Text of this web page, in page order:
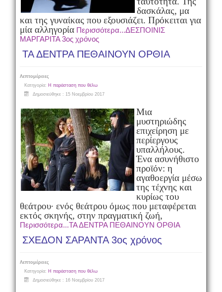
δασκάλας, μα
και της γυναίκας που εξουσιάζει. Πρόκειται για
μία αλληγορία Περισσότερα...ΔΕΣΠΟΙΝΙΣ
ΜΑΡΓΑΡΙΤΑ 3ος χρόνος
ΤΑ ΔΕΝΤΡΑ ΠΕΘΑΙΝΟΥΝ ΟΡΘΙΑ
Λεπτομέρειες
Κατηγορία: Η παράσταση που θέλω
Δημοσιεύθηκε : 15 Νοεμβρίου 2017
Μια
μυστηριώδης
επιχείρηση με
περίεργους
υπαλλήλους.
Ένα ασυνήθιστο
προϊόν: η
αγαθοεργία μέσω
της τέχνης και
κυρίως του
θεάτρου∙ ενός θεάτρου όμως που μεταφέρεται
εκτός σκηνής, στην πραγματική ζωή,
Περισσότερα...ΤΑ ΔΕΝΤΡΑ ΠΕΘΑΙΝΟΥΝ ΟΡΘΙΑ
ΣΧΕΔΟΝ ΣΑΡΑΝΤΑ 3ος χρόνος
Λεπτομέρειες
Κατηγορία: Η παράσταση που θέλω
Δημοσιεύθηκε : 16 Νοεμβρίου 2017